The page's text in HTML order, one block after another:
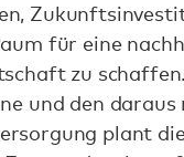
für eine
zu
und den
plant